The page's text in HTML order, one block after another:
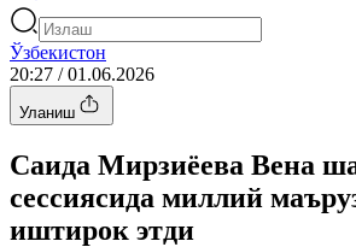
Ўзбекистон
20:27 / 01.06.2026
Уланиш
Саида Мирзиёева Вена
сессиясида миллий
иштирок этди